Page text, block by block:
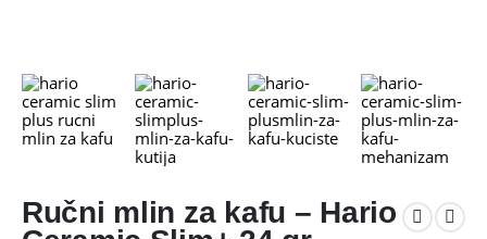
Ručni mlin za kafu – Hario